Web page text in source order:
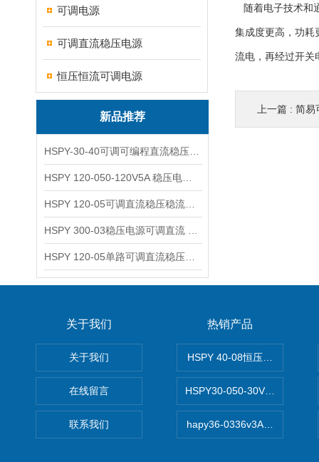
可调电源
可调直流稳压电源
恒压恒流可调电源
新品推荐
随着电子技术和
集成度更高，功耗
流电，再经过开关
上一篇 : 简易
关于我们
关于我们
在线留言
联系我们
热销产品
HSPY 40-08恒压恒流恒功率
HSPY30-050-30V/-05A可调
hapy36-0336v3A高精度小型